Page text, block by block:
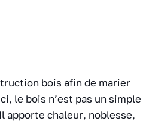
bois afin de marier
le bois n’est pas un simple
apporte chaleur, noblesse,